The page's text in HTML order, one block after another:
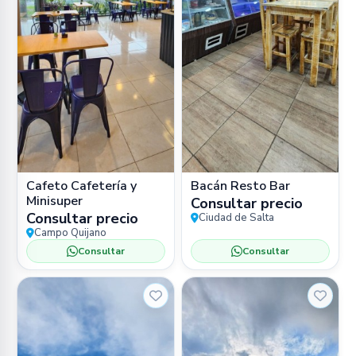
Cafeto Cafetería y
Minisuper
Consultar precio
Campo Quijano
Consultar
Bacán Resto Bar
Consultar precio
Ciudad de Salta
Consultar